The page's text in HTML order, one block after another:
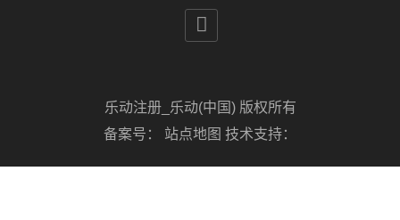

乐动注册_乐动(中国) 版权所有
备案号： 站点地图 技术支持：